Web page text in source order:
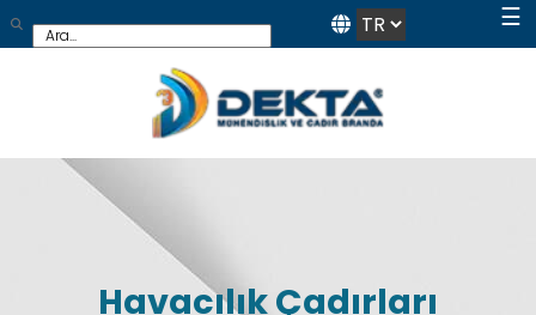
☰
Havacılık Çadırları